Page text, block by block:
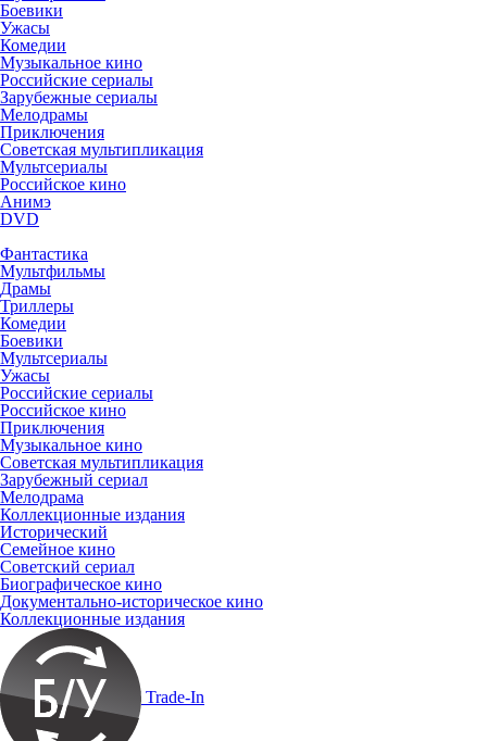
Боевики
Ужасы
Комедии
Музыкальное кино
Российские сериалы
Зарубежные сериалы
Мелодрамы
Приключения
Советская мультипликация
Мультсериалы
Российское кино
Анимэ
DVD
Фантастика
Мультфильмы
Драмы
Триллеры
Комедии
Боевики
Мультсериалы
Ужасы
Российские сериалы
Российское кино
Приключения
Музыкальное кино
Советская мультипликация
Зарубежный сериал
Мелодрама
Коллекционные издания
Исторический
Семейное кино
Советский сериал
Биографическое кино
Документально-историческое кино
Коллекционные издания
Trade-In